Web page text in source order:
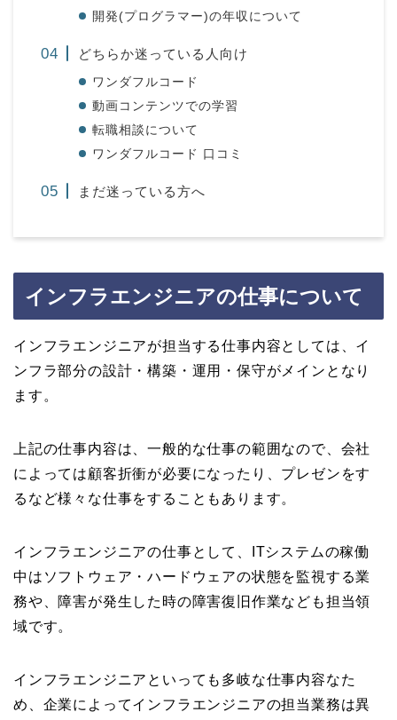
開発(プログラマー)の年収について
どちらか迷っている人向け
ワンダフルコード
動画コンテンツでの学習
転職相談について
ワンダフルコード 口コミ
まだ迷っている方へ
インフラエンジニアの仕事について
インフラエンジニアが担当する仕事内容としては、イ
ンフラ部分の設計・構築・運用・保守がメインとなり
ます。
上記の仕事内容は、一般的な仕事の範囲なので、会社
によっては顧客折衝が必要になったり、プレゼンをす
るなど様々な仕事をすることもあります。
インフラエンジニアの仕事として、ITシステムの稼働
中はソフトウェア・ハードウェアの状態を監視する業
務や、障害が発生した時の障害復旧作業なども担当領
域です。
インフラエンジニアといっても多岐な仕事内容なた
め、企業によってインフラエンジニアの担当業務は異